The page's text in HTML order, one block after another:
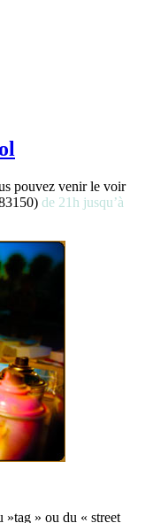
pouvez venir le voir
de 21h jusqu’à
» ou du « street